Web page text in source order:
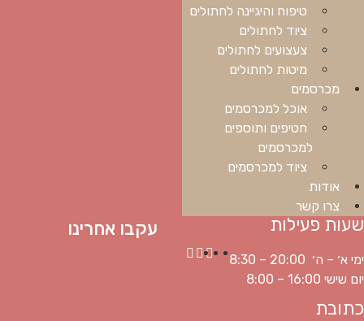
טיפוח והיגיינה לחתולים
ציוד לחתולים
צעצועים לחתולים
מיטות לחתולים
מכרסמים
אוכל למכרסמים
חטיפים ותוספים
למכרסמים
ציוד למכרסמים
אודות
צרו קשר
שעות פעילות
ימי א׳ – ה׳ 20:00 – 8:30
יום שישי 16:00 – 8:00
כתובת
עקבו אחרינו